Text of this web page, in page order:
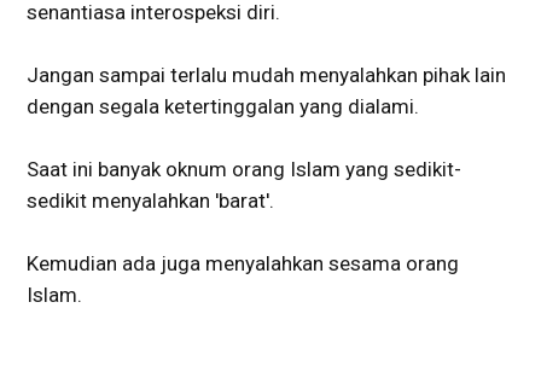
senantiasa interospeksi diri.
Jangan sampai terlalu mudah menyalahkan pihak lain
dengan segala ketertinggalan yang dialami.
Saat ini banyak oknum orang Islam yang sedikit-
sedikit menyalahkan 'barat'.
Kemudian ada juga menyalahkan sesama orang
Islam.